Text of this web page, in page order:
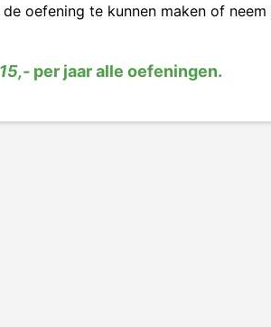
oefening te kunnen maken of neem
per jaar alle oefeningen.